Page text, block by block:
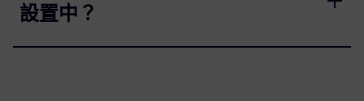
設置中？